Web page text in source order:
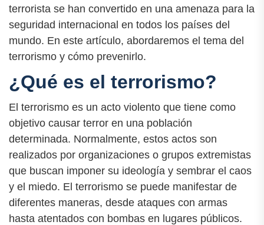
terrorista se han convertido en una amenaza para la
seguridad internacional en todos los países del
mundo. En este artículo, abordaremos el tema del
terrorismo y cómo prevenirlo.
¿Qué es el terrorismo?
El terrorismo es un acto violento que tiene como
objetivo causar terror en una población
determinada. Normalmente, estos actos son
realizados por organizaciones o grupos extremistas
que buscan imponer su ideología y sembrar el caos
y el miedo. El terrorismo se puede manifestar de
diferentes maneras, desde ataques con armas
hasta atentados con bombas en lugares públicos.